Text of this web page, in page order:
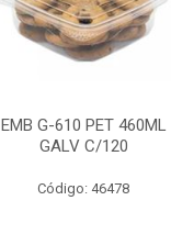
EMB G-610 PET 460ML
GALV C/120
Código: 46478